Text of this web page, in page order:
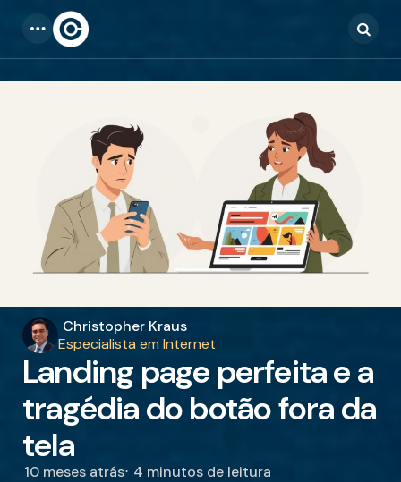
Menu
Publicado
por
Christopher Kraus
Especialista em Internet
Landing page perfeita e a
tragédia do botão fora da
tela
10 meses atrás 4 minutos de leitura